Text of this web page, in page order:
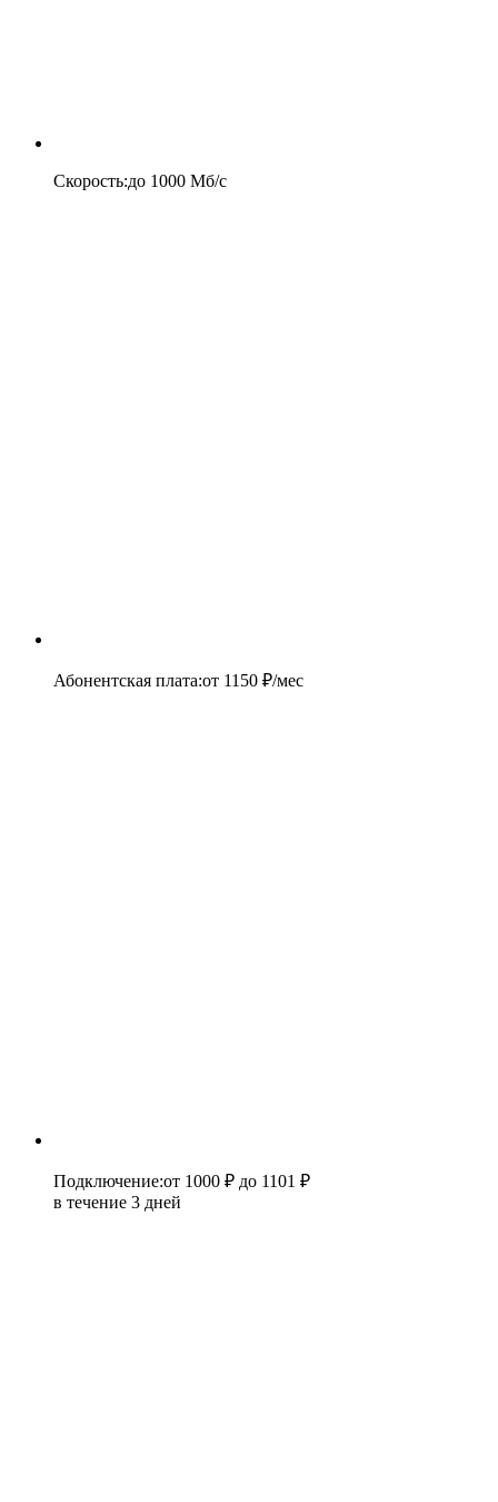
Скорость:до 1000 Мб/c
Абонентская плата:от 1150 ₽/мес
Подключение:от 1000 ₽ до 1101 ₽
в течение 3 дней